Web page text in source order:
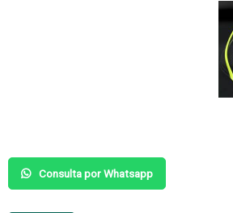
Consulta por Whatsapp